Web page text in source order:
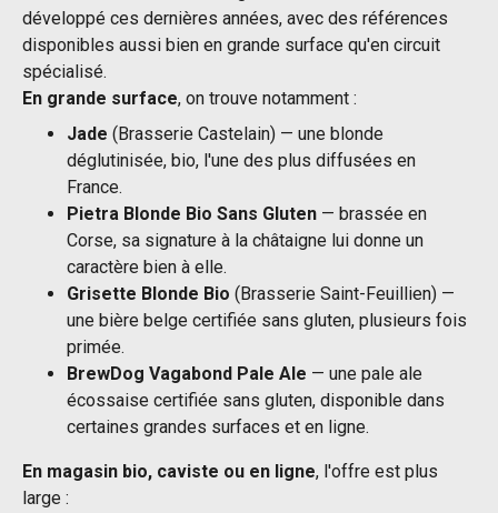
développé ces dernières années, avec des références
disponibles aussi bien en grande surface qu'en circuit
spécialisé.
En grande surface, on trouve notamment :
Jade (Brasserie Castelain) — une blonde
déglutinisée, bio, l'une des plus diffusées en
France.
Pietra Blonde Bio Sans Gluten — brassée en
Corse, sa signature à la châtaigne lui donne un
caractère bien à elle.
Grisette Blonde Bio (Brasserie Saint-Feuillien) —
une bière belge certifiée sans gluten, plusieurs fois
primée.
BrewDog Vagabond Pale Ale — une pale ale
écossaise certifiée sans gluten, disponible dans
certaines grandes surfaces et en ligne.
En magasin bio, caviste ou en ligne, l'offre est plus
large :